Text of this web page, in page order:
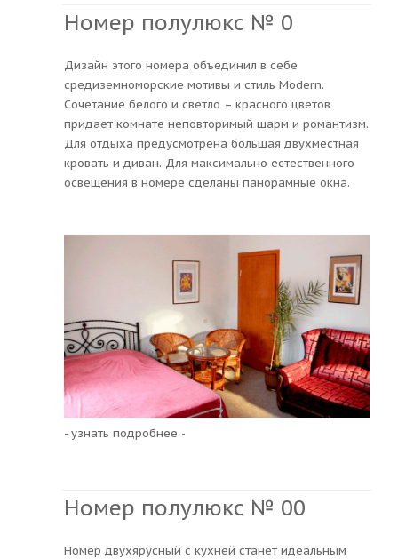
Номер полулюкс № 0
Дизайн этого номера объединил в себе
средиземноморские мотивы и стиль Modern.
Сочетание белого и светло – красного цветов
придает комнате неповторимый шарм и романтизм.
Для отдыха предусмотрена большая двухместная
кровать и диван. Для максимально естественного
освещения в номере сделаны панорамные окна.
- узнать подробнее -
Номер полулюкс № 00
Номер двухярусный с кухней станет идеальным